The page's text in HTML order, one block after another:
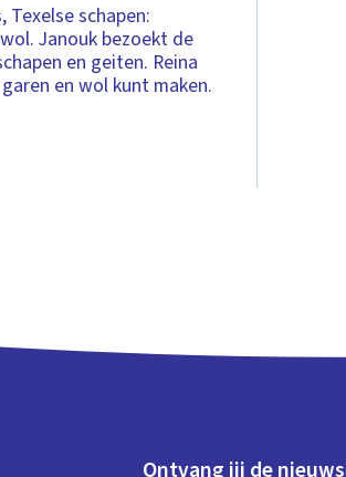
schapen:
Janouk bezoekt de
en geiten. Reina
en wol kunt maken.
Ontvang jij de